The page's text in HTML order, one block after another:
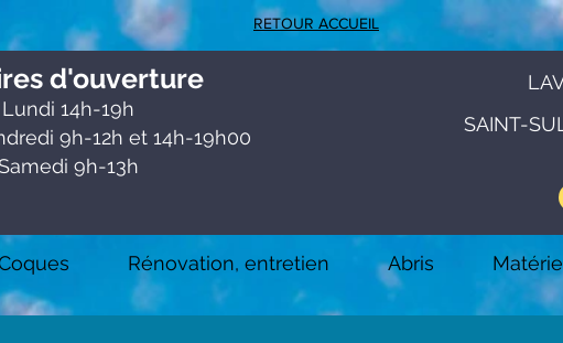
RETOUR ACCUEIL
d'ouverture
Lundi 14h-19h
9h-12h et 14h-19h00
9h-13h
SAINT-
Rénovation, entretien Abris